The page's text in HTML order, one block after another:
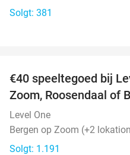
Solgt: 381
€40 speeltegoed bij
Zoom, Roosendaal of
Level One
Bergen op Zoom (+2
Solgt: 1.191